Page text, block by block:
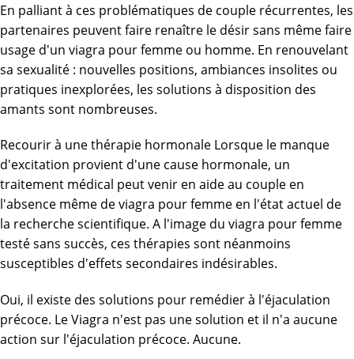
En palliant à ces problématiques de couple récurrentes, les
partenaires peuvent faire renaître le désir sans même faire
usage d'un viagra pour femme ou homme. En renouvelant
sa sexualité : nouvelles positions, ambiances insolites ou
pratiques inexplorées, les solutions à disposition des
amants sont nombreuses.
Recourir à une thérapie hormonale Lorsque le manque
d'excitation provient d'une cause hormonale, un
traitement médical peut venir en aide au couple en
l'absence même de viagra pour femme en l'état actuel de
la recherche scientifique. A l'image du viagra pour femme
testé sans succès, ces thérapies sont néanmoins
susceptibles d'effets secondaires indésirables.
Oui, il existe des solutions pour remédier à l'éjaculation
précoce. Le Viagra n'est pas une solution et il n'a aucune
action sur l'éjaculation précoce. Aucune.